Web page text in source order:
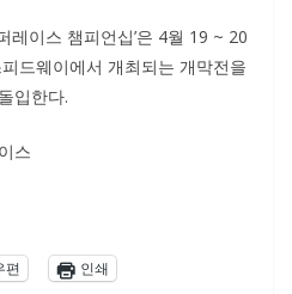
레이스 챔피언십’은 4월 19 ~ 20
드웨이에서 개최되는 개막전을
입한다.
스
편
인쇄